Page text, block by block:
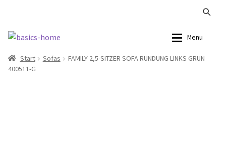
Zur
springen
Zum
springen
Menu
Alle Produkte
Alle Produkte
Start Sofas
FAMILY 2,5-SITZER SOFA RUNDUNG LINKS GRUN
400511-G